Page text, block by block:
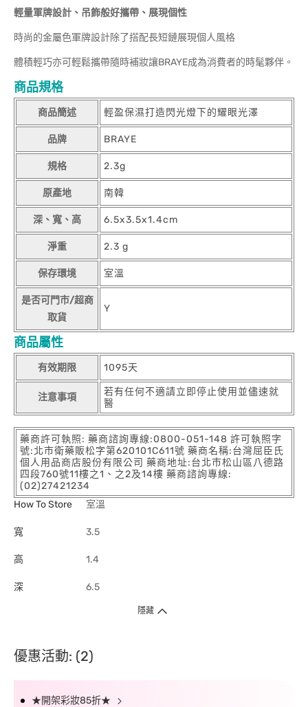
輕量軍牌設計、吊飾般好攜帶、展現個性
時尚的金屬色軍牌設計除了搭配長短鏈展現個人風格
體積輕巧亦可輕鬆攜帶隨時補妝讓BRAYE成為消費者的時髦夥伴。
商品規格
商品簡述 輕盈保濕打造閃光燈下的耀眼光澤
品牌 BRAYE
規格 2.3g
原產地 南韓
深、寬、高 6.5x3.5x1.4cm
淨重 2.3 g
保存環境 室溫
是否可門市/超商
取貨
Y
商品屬性
有效期限 1095天
注意事項
若有任何不適請立即停止使用並儘速就
醫
藥商許可執照: 藥商諮詢專線:0800-051-148 許可執照字
號:北市衛藥販松字第620101C611號 藥商名稱:台灣屈臣氏
個人用品商店股份有限公司 藥商地址:台北市松山區八德路
四段760號11樓之1、之2及14樓 藥商諮詢專線:
(02)27421234
How To Store
室溫
寬 3.5
高 1.4
深 6.5
隱藏
優惠活動: (2)
★開架彩妝85折★